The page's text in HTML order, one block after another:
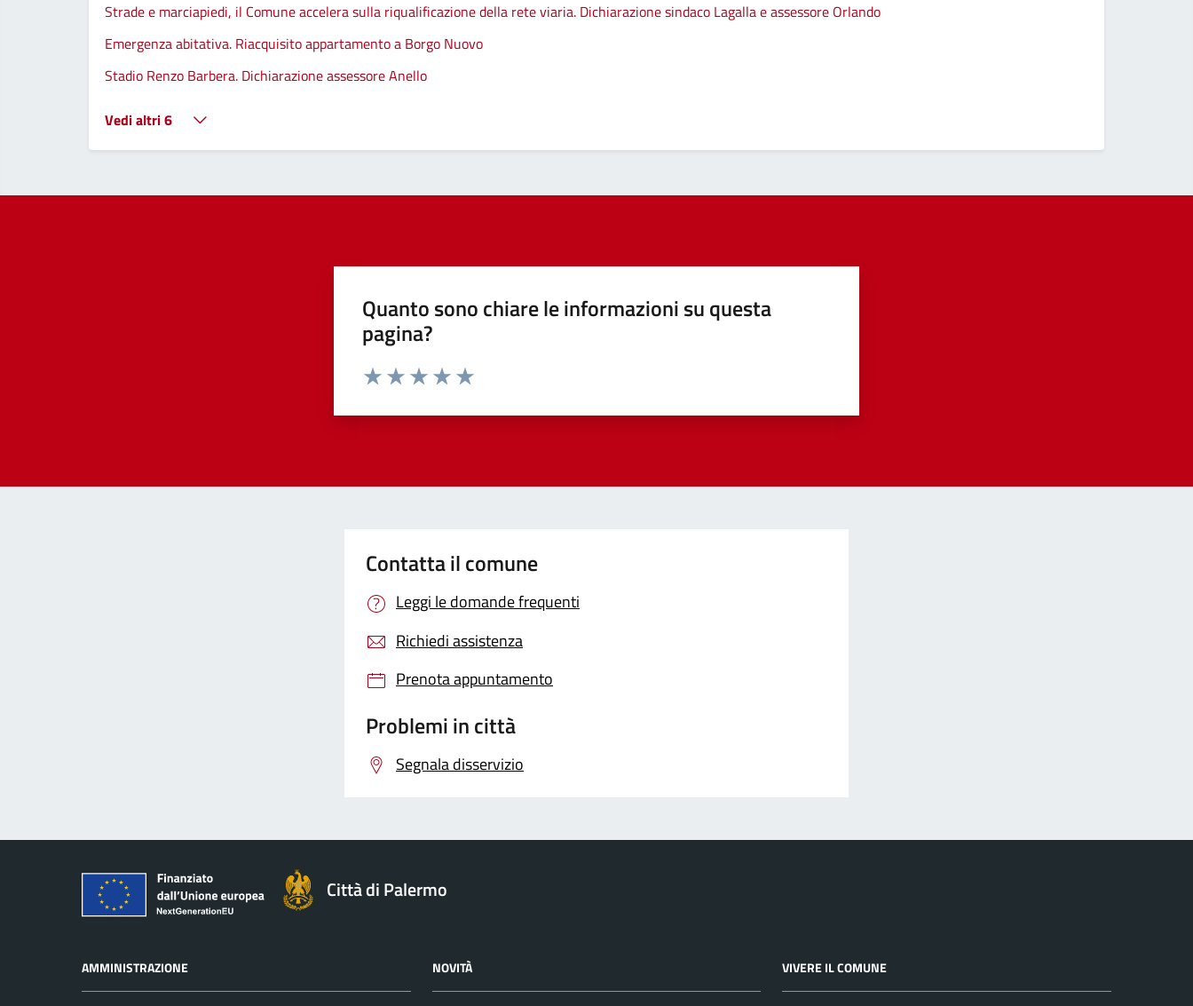
Strade e marciapiedi, il Comune accelera sulla riqualificazione della rete viaria. Dichiarazione sindaco Lagalla e assessore Orlando
Emergenza abitativa. Riacquisito appartamento a Borgo Nuovo
Stadio Renzo Barbera. Dichiarazione assessore Anello
Vedi altri 6
Quanto sono chiare le informazioni su questa
pagina?
Contatta il comune
Leggi le domande frequenti
Richiedi assistenza
Prenota appuntamento
Problemi in città
Segnala disservizio
Città di Palermo
AMMINISTRAZIONE NOVITÀ VIVERE IL COMUNE